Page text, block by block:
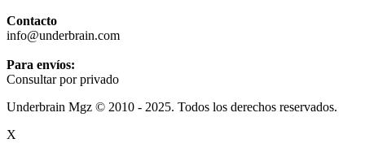
Contacto
info@underbrain.com
Para envíos:
Consultar por privado
Underbrain Mgz © 2010 - 2025. Todos los derechos reservados.
X